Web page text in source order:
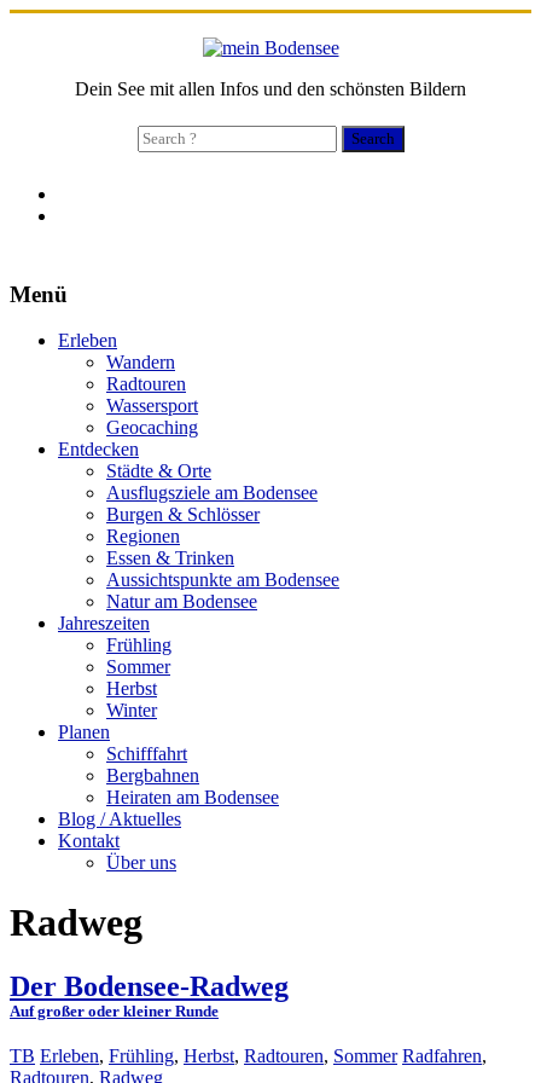
Dein See mit allen Infos und den schönsten Bildern
Search
for:
Menü
Erleben
Wandern
Radtouren
Wassersport
Geocaching
Entdecken
Städte & Orte
Ausflugsziele am Bodensee
Burgen & Schlösser
Regionen
Essen & Trinken
Aussichtspunkte am Bodensee
Natur am Bodensee
Jahreszeiten
Frühling
Sommer
Herbst
Winter
Planen
Schifffahrt
Bergbahnen
Heiraten am Bodensee
Blog / Aktuelles
Kontakt
Über uns
Radweg
Der Bodensee-Radweg
Auf großer oder kleiner Runde
TB Erleben, Frühling, Herbst, Radtouren, Sommer Radfahren,
Radtouren, Radweg